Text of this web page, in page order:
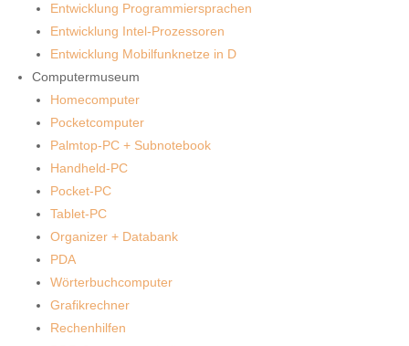
Entwicklung Programmiersprachen
Entwicklung Intel-Prozessoren
Entwicklung Mobilfunknetze in D
Computermuseum
Homecomputer
Pocketcomputer
Palmtop-PC + Subnotebook
Handheld-PC
Pocket-PC
Tablet-PC
Organizer + Databank
PDA
Wörterbuchcomputer
Grafikrechner
Rechenhilfen